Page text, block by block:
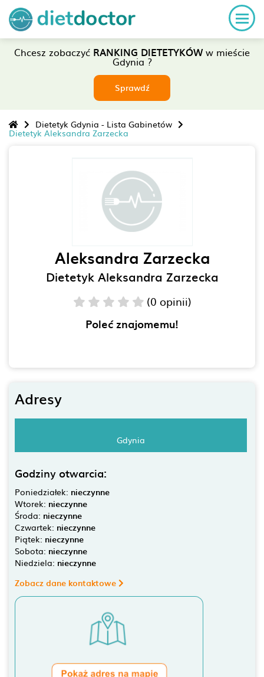
Chcesz zobaczyć RANKING DIETETYKÓWw mieście
Gdynia ?
Sprawdź
Dietetyk Gdynia - Lista Gabinetów
Dietetyk Aleksandra Zarzecka
Aleksandra Zarzecka
Dietetyk Aleksandra Zarzecka
(0 opinii)
Poleć znajomemu!
Adresy
Gdynia
Godziny otwarcia:
Poniedziałek: nieczynne
Wtorek: nieczynne
Środa: nieczynne
Czwartek: nieczynne
Piątek: nieczynne
Sobota: nieczynne
Niedziela: nieczynne
Zobacz dane kontaktowe